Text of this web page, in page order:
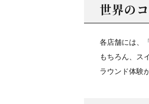
世界の
各店舗には、
もちろん、ス
ラウンド体験